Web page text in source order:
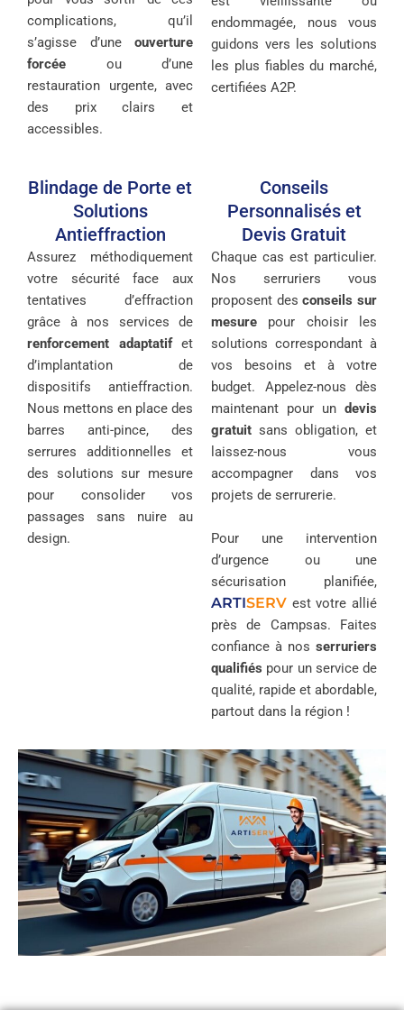
complications, qu’il
s’agisse d’une ouverture
forcée ou d’une
restauration urgente, avec
des prix clairs et
accessibles.
endommagée, nous vous
guidons vers les solutions
les plus fiables du marché,
certifiées A2P.
Blindage de Porte et
Solutions
Antieffraction
Assurez méthodiquement
votre sécurité face aux
tentatives d’effraction
grâce à nos services de
renforcement adaptatifet
d’implantation de
dispositifs antieffraction.
Nous mettons en place des
barres anti-pince, des
serrures additionnelles et
des solutions sur mesure
pour consolider vos
passages sans nuire au
design.
Conseils
Personnalisés et
Devis Gratuit
Chaque cas est particulier.
Nos serruriers vous
proposent desconseils sur
mesure pour choisir les
solutions correspondant à
vos besoins et à votre
budget. Appelez-nous dès
maintenant pour un devis
gratuit sans obligation, et
laissez-nous vous
accompagner dans vos
projets de serrurerie.
Pour une intervention
d’urgence ou une
sécurisation planifiée,
ARTISERV est votre allié
près de Campsas. Faites
confiance à nos serruriers
qualifiés pour un service de
qualité, rapide et abordable,
partout dans la région !